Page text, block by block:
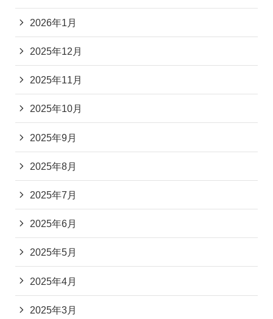
2026年1月
2025年12月
2025年11月
2025年10月
2025年9月
2025年8月
2025年7月
2025年6月
2025年5月
2025年4月
2025年3月